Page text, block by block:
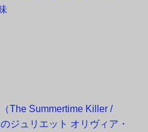
The Summertime Killer /
ジュリエット オリヴィア・